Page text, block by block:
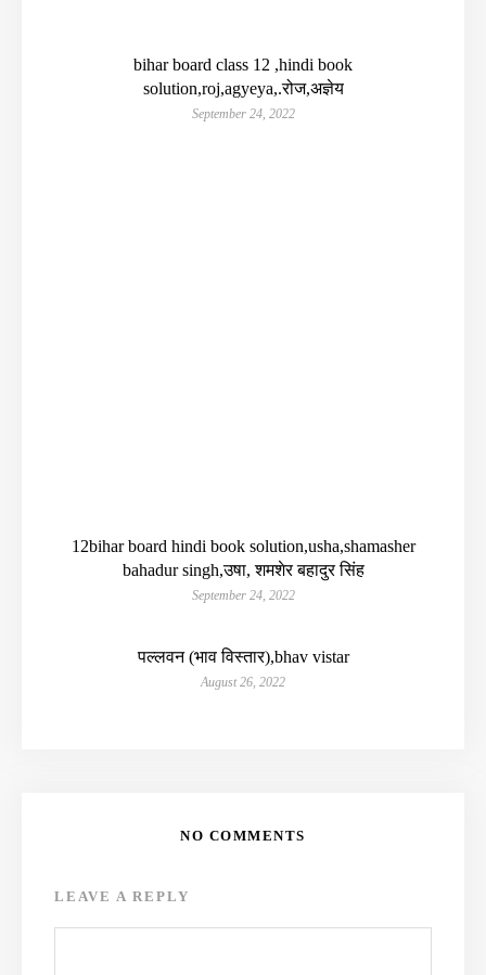
bihar board class 12 ,hindi book
solution,roj,agyeya,.रोज,अज्ञेय
September 24, 2022
12bihar board hindi book solution,usha,shamasher
bahadur singh,उषा, शमशेर बहादुर सिंह
September 24, 2022
पल्लवन (भाव विस्तार),bhav vistar
August 26, 2022
NO COMMENTS
LEAVE A REPLY